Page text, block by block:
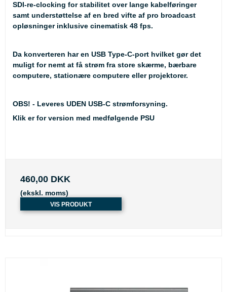
SDI-re-clocking for stabilitet over lange kabelføringer
samt understøttelse af en bred vifte af pro broadcast
opløsninger inklusive cinematisk 48 fps.
Da konverteren har en USB Type-C-port hvilket gør det
muligt for nemt at få strøm fra store skærme, bærbare
computere, stationære computere eller projektorer.
OBS! - Leveres UDEN USB-C strømforsyning.
Klik er for version med medfølgende PSU
460,00 DKK
(ekskl. moms)
VIS PRODUKT